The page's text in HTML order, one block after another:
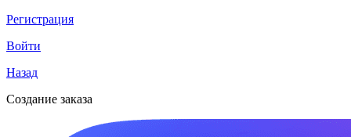
Регистрация
Войти
Назад
Создание заказа